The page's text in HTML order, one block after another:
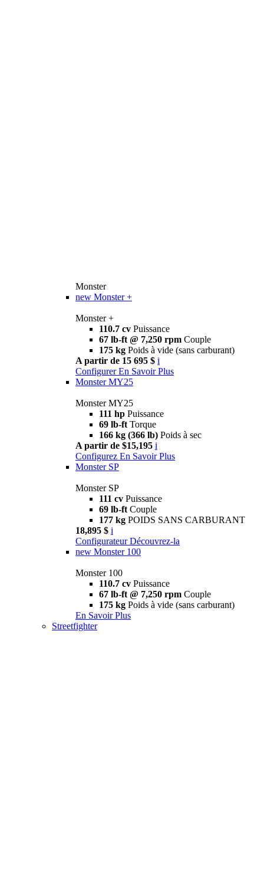
Monster
new Monster +
Monster +
110.7 cv Puissance
67 lb-ft @ 7,250 rpm Couple
175 kg Poids à vide (sans carburant)
A partir de 15 695 $ i
Configurer En Savoir Plus
Monster MY25
Monster MY25
111 hp Puissance
69 lb-ft Torque
166 kg (366 lb) Poids à sec
A partir de $15,195 i
Configurez En Savoir Plus
Monster SP
Monster SP
111 cv Puissance
69 lb-ft Couple
177 kg POIDS SANS CARBURANT
18,895 $ i
Configurateur Découvrez-la
new Monster 100
Monster 100
110.7 cv Puissance
67 lb-ft @ 7,250 rpm Couple
175 kg Poids à vide (sans carburant)
En Savoir Plus
Streetfighter